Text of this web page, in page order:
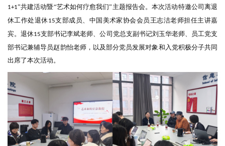
1+1”共建活动暨“艺术如何疗愈我们”主题报告会。本次活动特邀公司离退
休工作处退休15支部成 员、中国美术家协会会员王志洁老师担任主讲嘉
宾。退休15支部书记李斌老师、公司党总支副书记刘玉华老师、员工党支
部书记兼辅导员赵韵怡老师，以及部分党员发展对象和入党积极分子共同
出席了本次活动。